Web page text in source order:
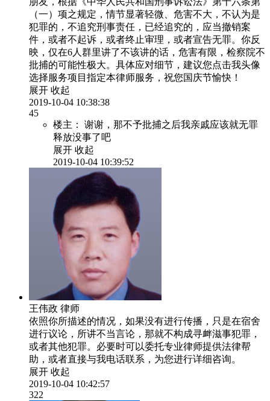
（一）项之规定，情节显著轻微、危害不大，不认为是
犯罪的，不追究刑事责任，已经追究的，应当撤销案
件，或者不起诉，或者终止审理，或者宣告无罪。你反
映，仅在6人群里讲了不该讲的话，危害有限，检察院不
批捕的可能性极大。具体应对细节，建议您点击我头像
选择服务项目指定本律师服务，祝您国庆节愉快！
展开 收起
2019-10-04 10:38:38
45
楼主：
谢谢，那不予批捕之后我亲戚应该就无罪
释放没事了吧
展开 收起
2019-10-04 10:39:52
王伟政 律师
依照你所描述的情况，如果没有进行传播，只是在宿舍
进行议论，所讲不当言论，那就不构成寻衅滋事犯罪，
或者其他犯罪。必要时可以委托专业律师提供法律帮
助，或者直接与我电话联系，为您进行详细咨询。
展开 收起
2019-10-04 10:42:57
322